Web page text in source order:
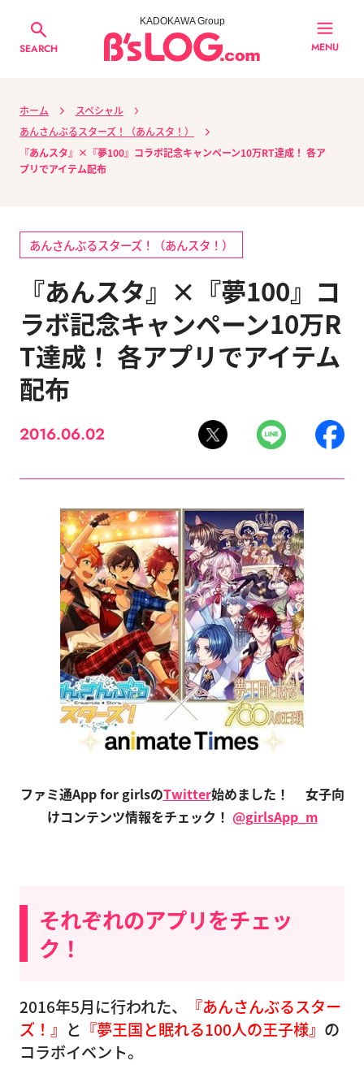
SEARCH
KADOKAWA Group
MENU
ホーム
スペシャル
あんさんぶるスターズ！（あんスタ！）
『あんスタ』×『夢100』コラボ記念キャンペーン10万RT達成！ 各ア
プリでアイテム配布
あんさんぶるスターズ！（あんスタ！）
『あんスタ』×『夢100』コ
ラボ記念キャンペーン10万R
T達成！ 各アプリでアイテム
配布
2016.06.02
ファミ通App for girlsのTwitter始めました！
女子向
けコンテンツ情報をチェック！ @girlsApp_m
それぞれのアプリをチェッ
ク！
2016年5月に行われた、
『あんさんぶるスター
ズ！』 と 『夢王国と眠れる100人の王子様』 の
コラボイベント。